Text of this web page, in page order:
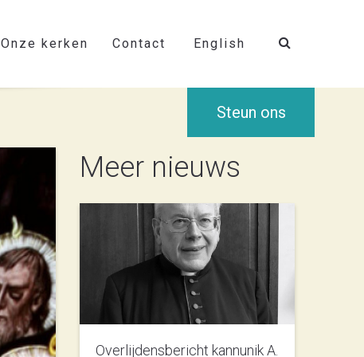
Onze kerken Contact English
Steun ons
Meer nieuws
Overlijdensbericht kannunik A.